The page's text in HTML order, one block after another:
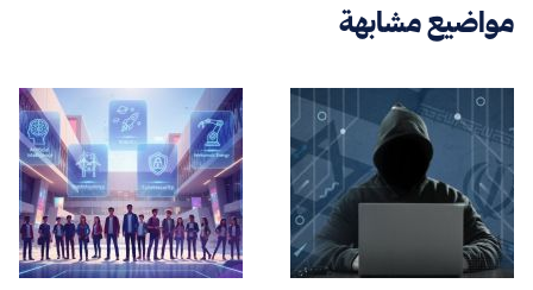
مواضيع مشابهة